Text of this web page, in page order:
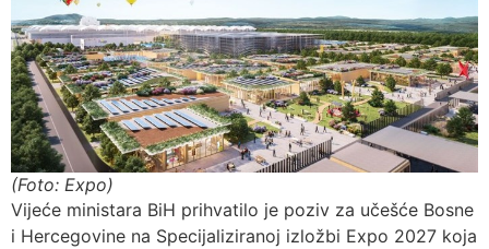
(Foto: Expo)
Vijeće ministara BiH prihvatilo je poziv za učešće Bosne
i Hercegovine na Specijaliziranoj izložbi Expo 2027 koja